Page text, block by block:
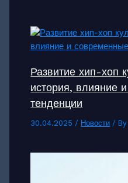
Развитие хип-хоп
история, влияние
тенденции
30.04.2025/ Новости / By